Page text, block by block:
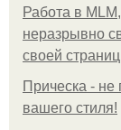
Работа в
неразрывно
своей
Прическа -
вашего стиля!